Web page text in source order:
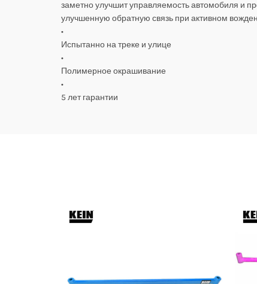
заметно улучшит управляемость автомобиля и
улучшенную обратную связь при активном
•
Испытанно на треке и улице
•
Полимерное окрашивание
•
5 лет гарантии